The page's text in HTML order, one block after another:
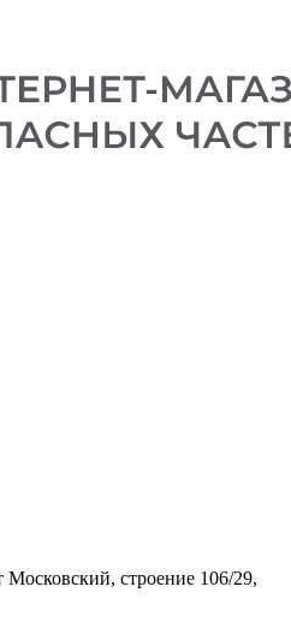
Московский, строение 106/29,